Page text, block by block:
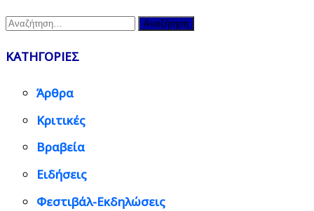
Αναζήτηση
ΚΑΤΗΓΟΡΙΕΣ
Άρθρα
Κριτικές
Βραβεία
Ειδήσεις
Φεστιβάλ-Εκδηλώσεις